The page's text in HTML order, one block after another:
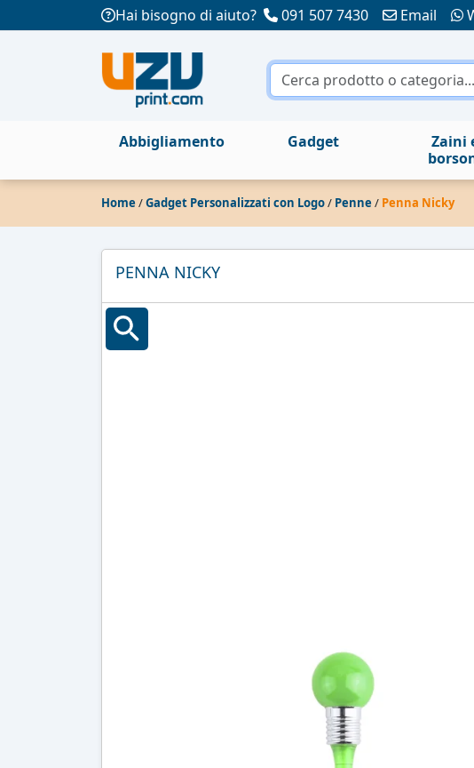
Hai bisogno di aiuto? 091 507 7430 Email
Abbigliamento Gadget
Zaini
Home /Gadget Personalizzati con Logo/ Penne / Penna Nicky
PENNA NICKY